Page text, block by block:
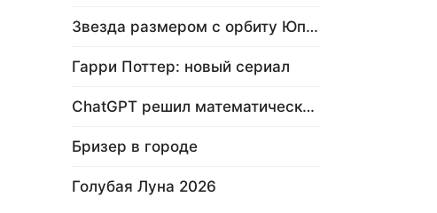
Звезда размером с орбиту Юпитера
Гарри Поттер: новый сериал
ChatGPT решил математическую задачу
Бризер в городе
Голубая Луна 2026